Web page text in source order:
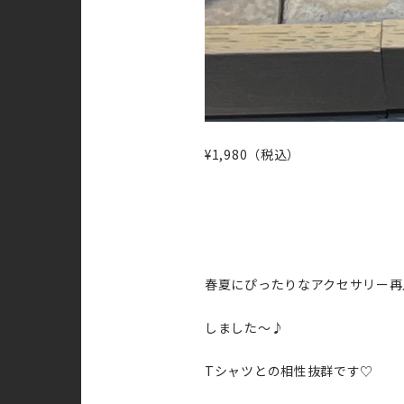
¥1,980（税込）
春夏にぴったりなアクセサリー
しました〜♪
Tシャツとの相性抜群です♡